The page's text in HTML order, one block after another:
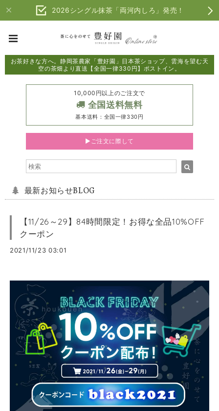
2026シングル抹茶「両河内しろ」発売！
お茶好きな方へ。静岡茶農家「豊好園」日本茶ショップ、雲海を望む天
空の茶畑より直送【全国一律330円】ポストイン。
10,000円以上のご注文で
全国送料無料
基本送料：全国一律330円
▶ご注文に際して
最新お知らせBLOG
【11/26～29】84時間限定！お得な全品10%OFF
クーポン
2021/11/23 03:01